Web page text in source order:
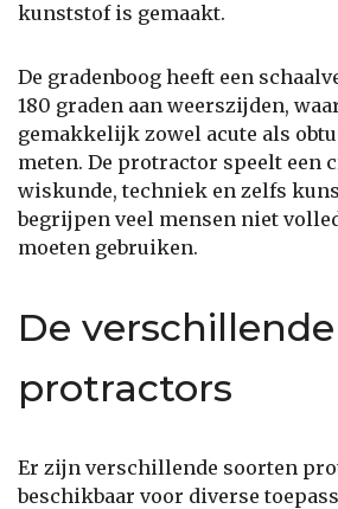
kunststof is gemaakt.
De gradenboog heeft een
180 graden aan weerszijden,
gemakkelijk zowel acute als
meten. De protractor speelt een
wiskunde, techniek en zelfs
begrijpen veel mensen niet
moeten gebruiken.
De
protractors
Er zijn verschillende soorten
beschikbaar voor diverse